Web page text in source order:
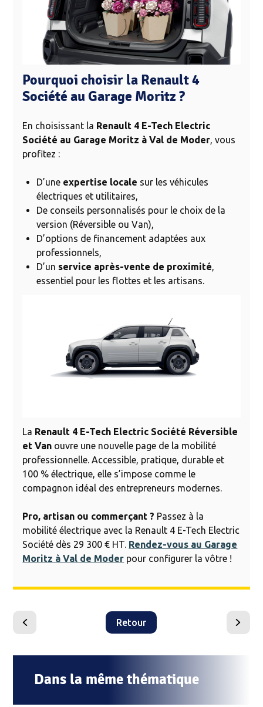
Pourquoi choisir la Renault 4
Société au Garage Moritz ?
En choisissant la Renault 4 E-Tech Electric
Société au Garage Moritz à Val de Moder, vous
profitez :
D’une expertise locale sur les véhicules
électriques et utilitaires,
De conseils personnalisés pour le choix de la
version (Réversible ou Van),
D’options de financement adaptées aux
professionnels,
D’un service après-vente de proximité,
essentiel pour les flottes et les artisans.
La Renault 4 E-Tech Electric Société Réversible
et Van ouvre une nouvelle page de la mobilité
professionnelle. Accessible, pratique, durable et
100 % électrique, elle s’impose comme le
compagnon idéal des entrepreneurs modernes.
Pro, artisan ou commerçant ? Passez à la
mobilité électrique avec la Renault 4 E-Tech Electric
Société dès 29 300 € HT. Rendez-vous au Garage
Moritz à Val de Moder pour configurer la vôtre !
Peugeot
et
Retour
Nouveaux
Sandero,
Stepway,Dans la même thématique